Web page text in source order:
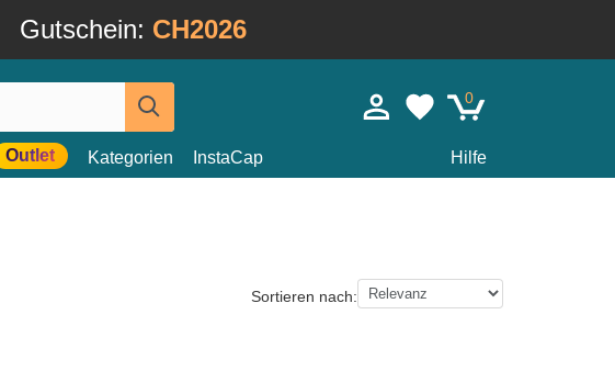
Gutschein: CH2026
0
Outlet Kategorien InstaCap Hilfe
Sortieren nach: